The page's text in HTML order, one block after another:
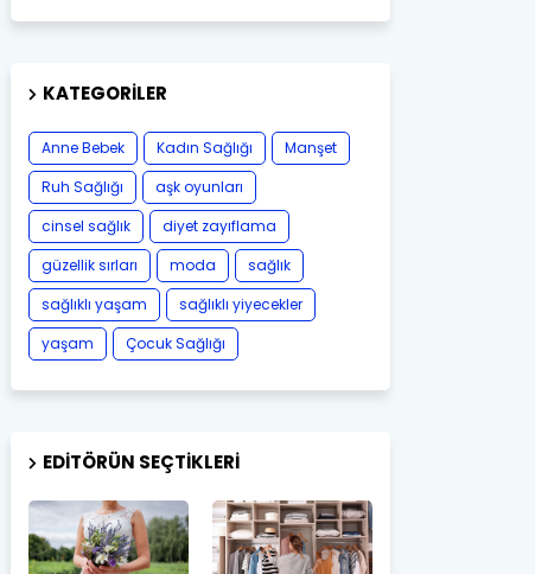
KATEGORILER
Anne Bebek Kadın Sağlığı
Manşet
Ruh Sağlığı
aşk oyunları
cinsel sağlık
diyet zayıflama
güzellik sırları
moda
sağlık
sağlıklı yaşam
sağlıklı yiyecekler
yaşam
Çocuk Sağlığı
EDITÖRÜN SEÇTIKLERI